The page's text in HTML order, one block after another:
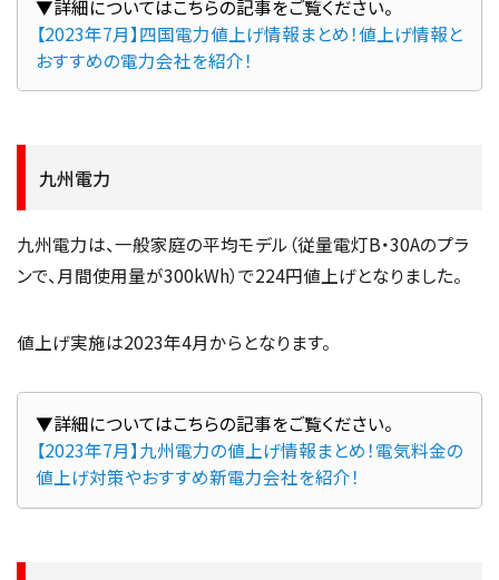
【2023年7月】四国電力値上げ情報まとめ！値上げ情報と
おすすめの電力会社を紹介！
九州電力
九州電力は、一般家庭の平均モデル（従量電灯B・30Aのプラ
ンで、月間使用量が300kWh）で224円値上げとなりました。
値上げ実施は2023年4月からとなります。
【2023年7月】九州電力の値上げ情報まとめ！電気料金の
値上げ対策やおすすめ新電力会社を紹介！